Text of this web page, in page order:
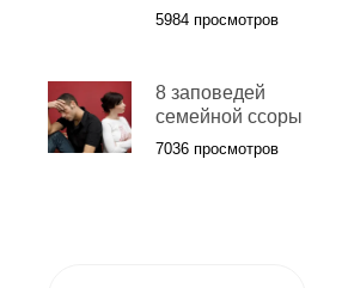
5984 просмотров
8 заповедей
семейной ссоры
7036 просмотров